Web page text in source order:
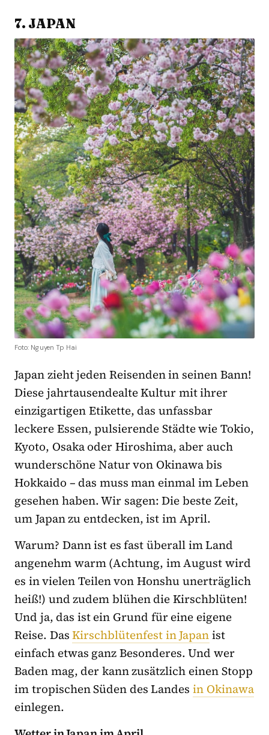
7. JAPAN
Foto: Nguyen Tp Hai
Japan zieht jeden Reisenden in seinen Bann!
Diese jahrtausendealte Kultur mit ihrer
einzigartigen Etikette, das unfassbar
leckere Essen, pulsierende Städte wie Tokio,
Kyoto, Osaka oder Hiroshima, aber auch
wunderschöne Natur von Okinawa bis
Hokkaido – das muss man einmal im Leben
gesehen haben. Wir sagen: Die beste Zeit,
um Japan zu entdecken, ist im April.
Warum? Dann ist es fast überall im Land
angenehm warm (Achtung, im August wird
es in vielen Teilen von Honshu unerträglich
heiß!) und zudem blühen die Kirschblüten!
Und ja, das ist ein Grund für eine eigene
Reise. DasKirschblütenfest in Japanist
einfach etwas ganz Besonderes. Und wer
Baden mag, der kann zusätzlich einen Stopp
im tropischen Süden des Landesin Okinawa
einlegen.